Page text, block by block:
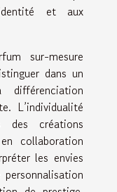
et aux
sur-mesure
dans un
L’individualité
créations
collaboration
les envies